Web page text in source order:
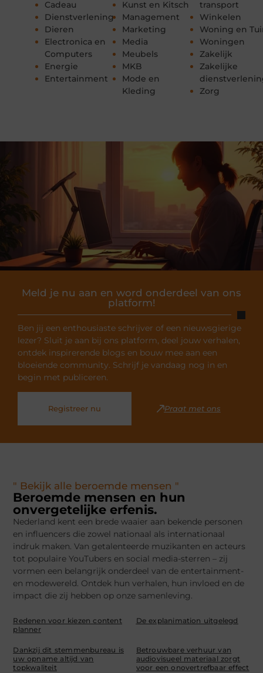
Cadeau
Dienstverlening
Dieren
Electronica en
Computers
Energie
Entertainment
Kunst en Kitsch
Management
Marketing
Media
Meubels
MKB
Mode en
Kleding
transport
Winkelen
Woning en
Woningen
Zakelijk
Zakelijke
Zorg
Meld je nu aan en word onderdeel van ons
platform!
Ben jij een enthousiaste schrijver of een nieuwsgierige
lezer? Sluit je aan bij ons platform, deel jouw verhalen,
ontdek inspirerende blogs en bouw mee aan een
bloeiende community. Schrijf je vandaag nog in en
begin met publiceren.
Registreer nu Praat met ons
" Bekijk alle beroemde mensen "
Beroemde mensen en hun
onvergetelijke erfenis.
Nederland kent een brede waaier aan bekende personen
en influencers die zowel nationaal als internationaal
indruk maken. Van getalenteerde muzikanten en acteurs
tot populaire YouTubers en social media-sterren – zij
vormen een belangrijk onderdeel van de entertainment-
en modewereld. Ontdek hun verhalen, hun invloed en de
impact die zij hebben op onze samenleving.
Redenen voor kiezen content
planner
De explanimation uitgelegd
Dankzij dit stemmenbureau is
uw opname altijd van
topkwaliteit
Betrouwbare verhuur van
audiovisueel materiaal zorgt
voor een onovertrefbaar effect